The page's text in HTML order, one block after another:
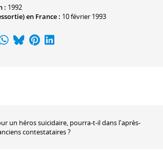
: 1992
en France : 10 février 1993
un héros suicidaire, pourra-t-il dans l'après-
contestataires ?